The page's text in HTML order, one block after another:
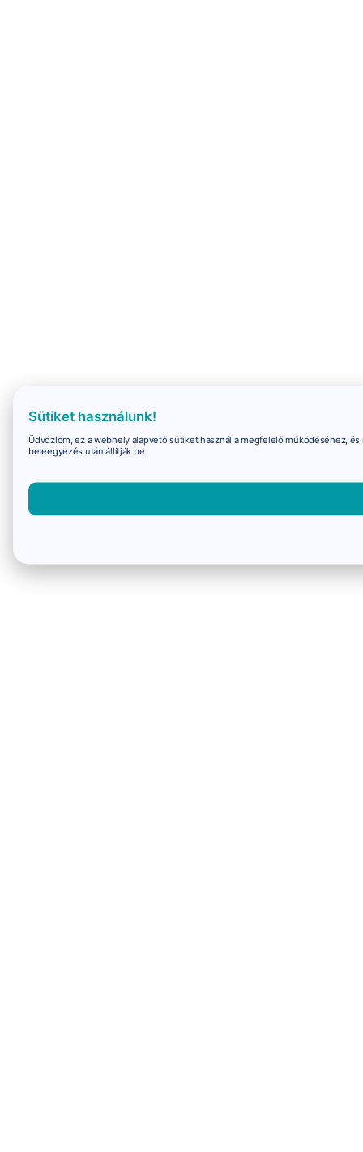
Sütiket használunk!
Üdvözlöm, ez a webhely alapvető sütiket használ a megfelelő működéséhez,
beleegyezés után állítják be.